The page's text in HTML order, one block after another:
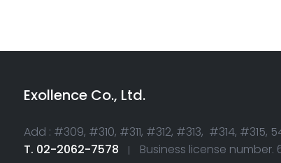
Exollence Co., Ltd.
Add : #309, #310, #311, #312, #313, #314,
T. 02-2062-7578
Business license number.